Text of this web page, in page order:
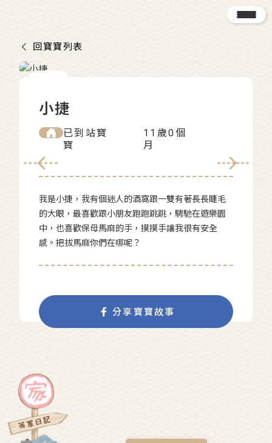
回寶寶列表
小捷
已到站寶
寶
11歲0個
月
我是小捷，我有個迷人的酒窩跟一雙有著長長睫毛
的大眼，最喜歡跟小朋友跑跑跳跳，騁馳在遊樂園
中，也喜歡保母馬麻的手，摸摸手讓我很有安全
感。把拔馬麻你們在哪呢？
分享寶寶故事